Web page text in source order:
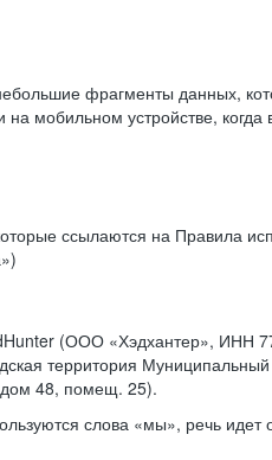
фрагменты данных,
мобильном устройстве,
ссылаются на Правила
(ООО «Хэдхантер», ИНН
территория Муниципальный
дом 48, помещ. 25).
слова «мы», речь